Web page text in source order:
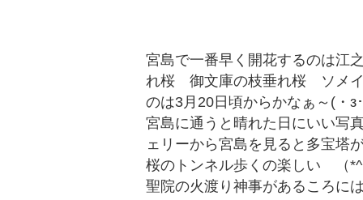
宮島で一番早く開花するのは江
れ桜 御文庫の枝垂れ桜 ソメイ
のは3月20日頃からかなぁ～(・
宮島に通うと晴れた日にいい写
ェリーから宮島を見ると多宝塔
桜のトンネル歩くの楽しい （
聖院の火渡り神事があるころに